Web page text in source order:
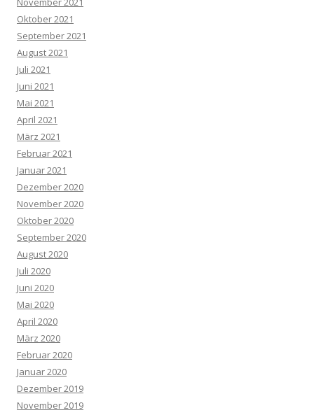
Oktober 2021
September 2021
August 2021
Juli 2021
Juni 2021
Mai 2021
April 2021
März 2021
Februar 2021
Januar 2021
Dezember 2020
November 2020
Oktober 2020
September 2020
August 2020
Juli 2020
Juni 2020
Mai 2020
April 2020
März 2020
Februar 2020
Januar 2020
Dezember 2019
November 2019